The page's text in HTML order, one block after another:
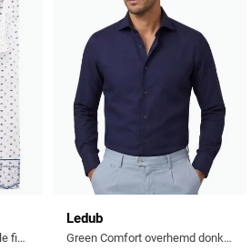
katoenen overhemd normale fit wit geprint mouwlengte 7
Ledub
Green Comfort overhemd donkerblauw lange mouw